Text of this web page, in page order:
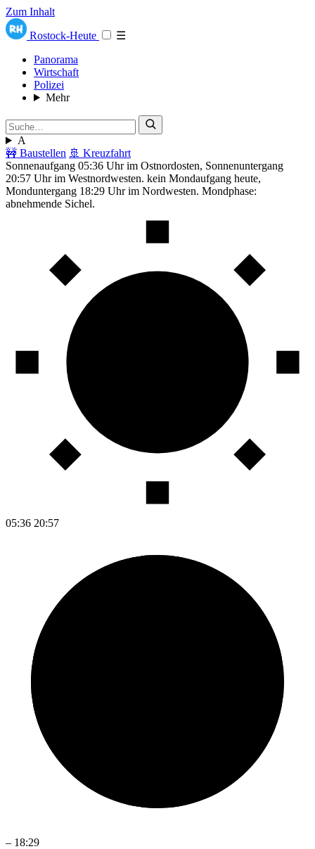
Zum Inhalt
Rostock-Heute
☰
Panorama
Wirtschaft
Polizei
Mehr
A
🚧 Baustellen 🚢 Kreuzfahrt
Sonnenaufgang 05:36 Uhr im Ostnordosten, Sonnenuntergang
20:57 Uhr im Westnordwesten. kein Mondaufgang heute,
Monduntergang 18:29 Uhr im Nordwesten. Mondphase:
abnehmende Sichel.
05:36 20:57
– 18:29